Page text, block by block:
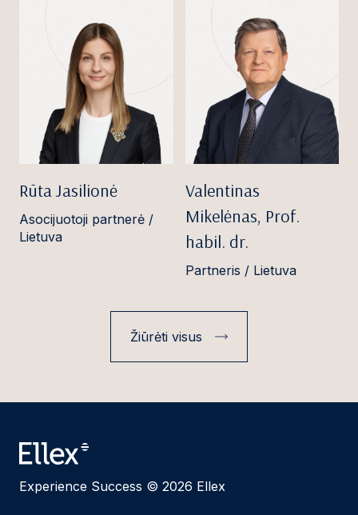
Rūta Jasilionė
Asocijuotoji partnerė /
Lietuva
Valentinas
Mikelėnas, Prof.
habil. dr.
Partneris / Lietuva
Žiūrėti visus
Experience Success © 2026 Ellex